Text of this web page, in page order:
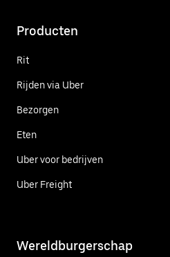
Producten
Rit
Rijden via Uber
Bezorgen
Eten
Uber voor bedrijven
Uber Freight
Wereldburgerschap